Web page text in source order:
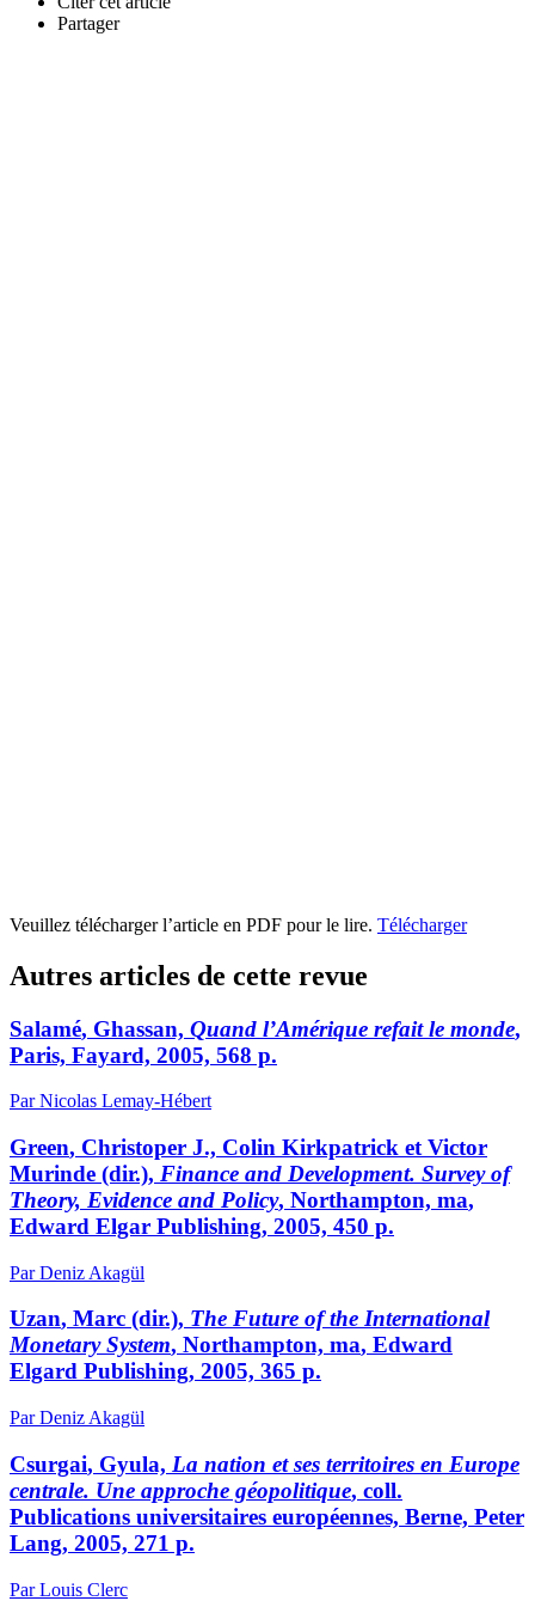
Partager
Veuillez télécharger l’article en PDF pour le lire. Télécharger
Autres articles de cette revue
Salamé, Ghassan, Quand l’Amérique refait le monde,
Paris, Fayard, 2005, 568 p.
Par Nicolas Lemay-Hébert
Green, Christoper J., Colin Kirkpatrick et Victor
Murinde (dir.), Finance and Development. Survey of
Theory, Evidence and Policy, Northampton, ma,
Edward Elgar Publishing, 2005, 450 p.
Par Deniz Akagül
Uzan, Marc (dir.), The Future of the International
Monetary System, Northampton, ma, Edward
Elgard Publishing, 2005, 365 p.
Par Deniz Akagül
Csurgai, Gyula, La nation et ses territoires en Europe
centrale. Une approche géopolitique, coll.
Publications universitaires européennes, Berne, Peter
Lang, 2005, 271 p.
Par Louis Clerc